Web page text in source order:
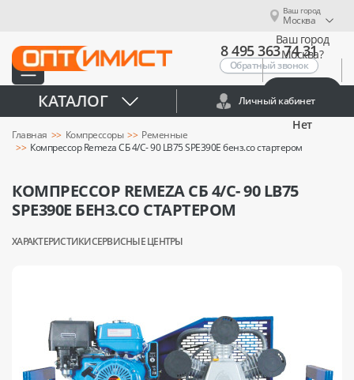
Ваш город
Москва
Ваш город
Москва?
Нет
8 495 363 74 31
Обратный звонок
КАТАЛОГ Личный кабинет
Главная Компрессоры
Ременные
Компрессор Remeza СБ 4/С- 90 LB75 SPE390E бенз.со стартером
КОМПРЕССОР REMEZA СБ 4/С- 90 LB75
SPE390E БЕНЗ.СО СТАРТЕРОМ
ХАРАКТЕРИСТИКИСЕРВИСНЫЕ ЦЕНТРЫ